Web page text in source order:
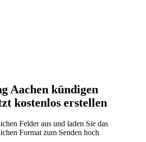
Aachen kündigen
kostenlos erstellen
Felder aus und laden Sie das
Format zum Senden hoch